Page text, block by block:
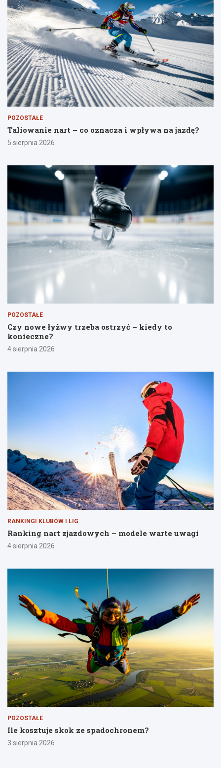
POZOSTAŁE
Taliowanie nart – co oznacza i wpływa na jazdę?
5 sierpnia 2026
POZOSTAŁE
Czy nowe łyżwy trzeba ostrzyć – kiedy to
konieczne?
4 sierpnia 2026
RANKINGI KLUBÓW I LIG
Ranking nart zjazdowych – modele warte uwagi
4 sierpnia 2026
POZOSTAŁE
Ile kosztuje skok ze spadochronem?
3 sierpnia 2026